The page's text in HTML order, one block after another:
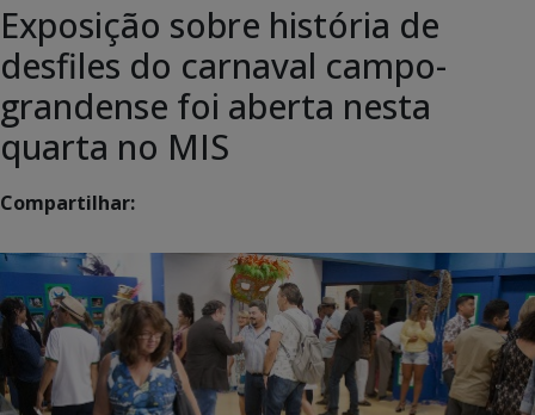
Exposição sobre história de
desfiles do carnaval campo-
grandense foi aberta nesta
quarta no MIS
Compartilhar: